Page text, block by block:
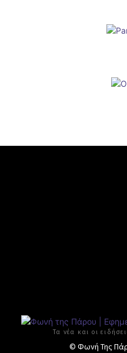
Τα νέα και οι
© Φωνή Της